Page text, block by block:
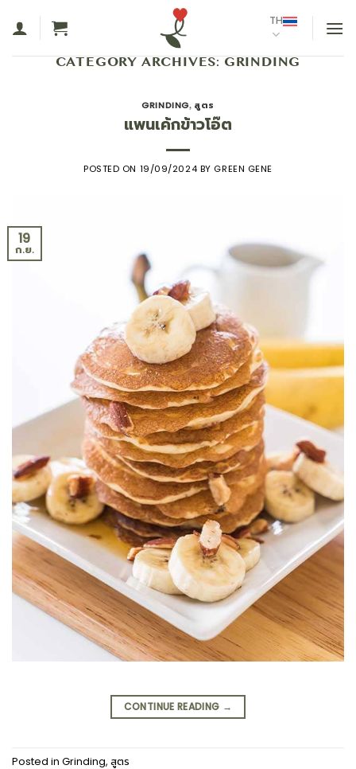
TH
CATEGORY ARCHIVES: GRINDING
GRINDING, สูตร
แพนเค้กข้าวโอ๊ต
POSTED ON 19/09/2024 BY GREEN GENE
19
ก.ย.
CONTINUE READING →
Posted in Grinding, สูตร